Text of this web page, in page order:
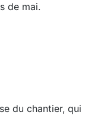
de mai.
du chantier, qui